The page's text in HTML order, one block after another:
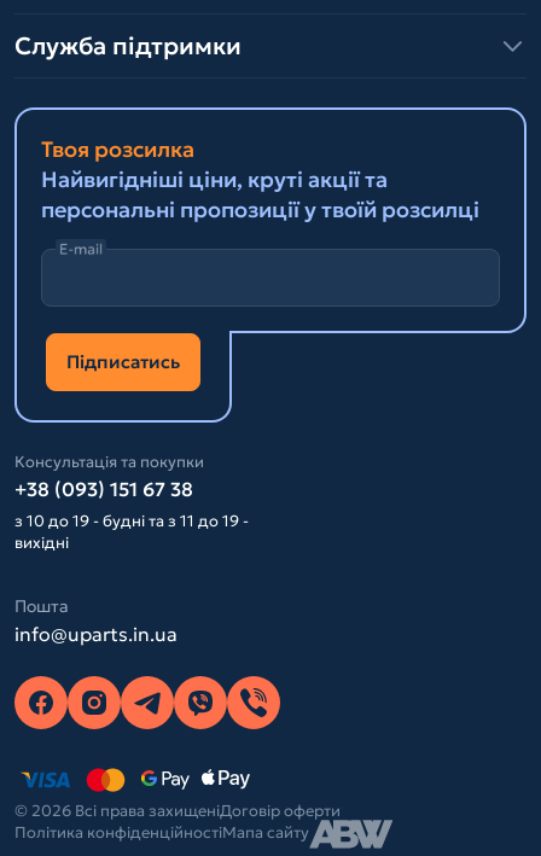
Служба підтримки
Твоя розсилка
Найвигідніші ціни, круті акції та
персональні пропозиції у твоїй розсилці
E-mail
Підписатись
Консультація та покупки
+38 (093) 151 67 38
з 10 до 19 - будні та з 11 до 19 -
вихідні
Пошта
info@uparts.in.ua
© 2026 Всі права захищеніДоговір оферти
Політика конфіденційностіМапа сайту